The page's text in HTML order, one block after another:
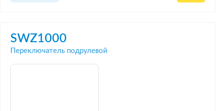
SWZ1000
Переключатель подрулевой